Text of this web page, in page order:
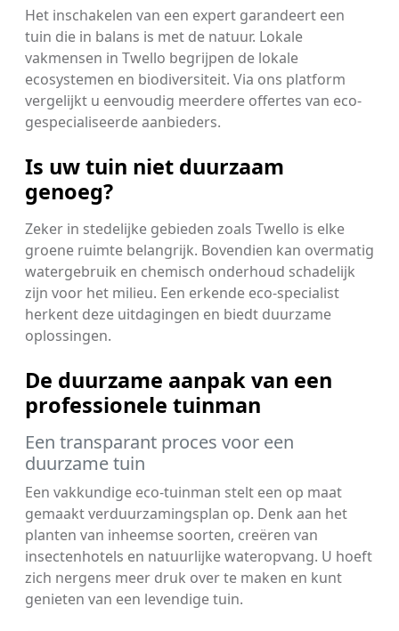
Het inschakelen van een expert garandeert een
tuin die in balans is met de natuur. Lokale
vakmensen in Twello begrijpen de lokale
ecosystemen en biodiversiteit. Via ons platform
vergelijkt u eenvoudig meerdere offertes van eco-
gespecialiseerde aanbieders.
Is uw tuin niet duurzaam
genoeg?
Zeker in stedelijke gebieden zoals Twello is elke
groene ruimte belangrijk. Bovendien kan overmatig
watergebruik en chemisch onderhoud schadelijk
zijn voor het milieu. Een erkende eco-specialist
herkent deze uitdagingen en biedt duurzame
oplossingen.
De duurzame aanpak van een
professionele tuinman
Een transparant proces voor een
duurzame tuin
Een vakkundige eco-tuinman stelt een op maat
gemaakt verduurzamingsplan op. Denk aan het
planten van inheemse soorten, creëren van
insectenhotels en natuurlijke wateropvang. U hoeft
zich nergens meer druk over te maken en kunt
genieten van een levendige tuin.